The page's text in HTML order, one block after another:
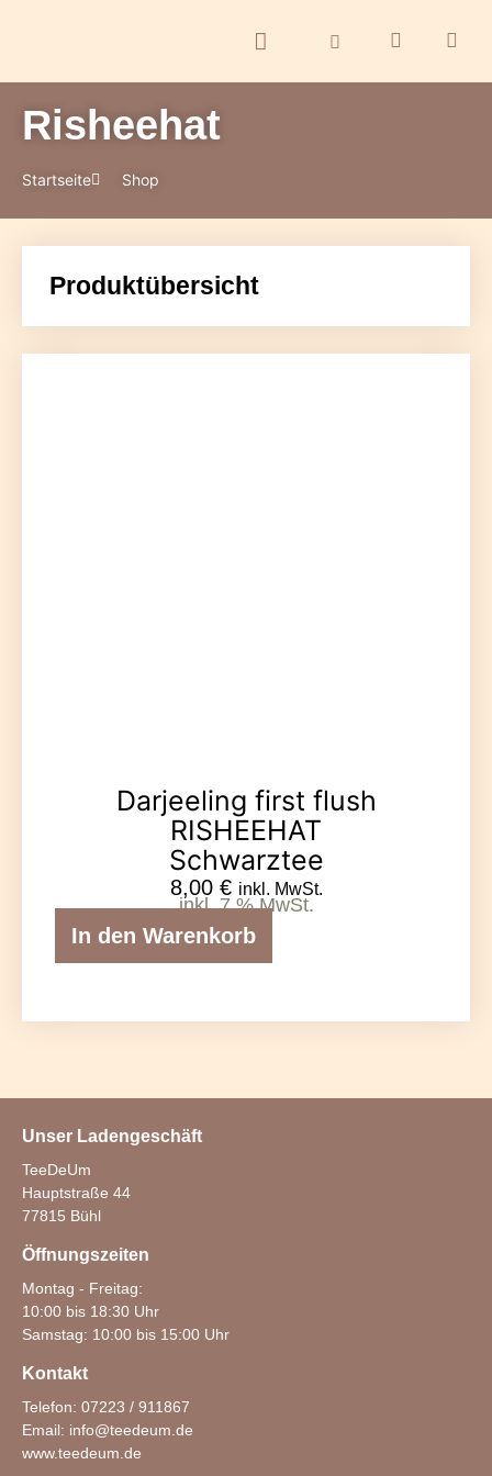
Risheehat
Startseite Shop
Produktübersicht
Darjeeling first flush
RISHEEHAT
Schwarztee
8,00 € inkl. MwSt.
inkl. 7 % MwSt.
In den Warenkorb
Unser Ladengeschäft
TeeDeUm
Hauptstraße 44
77815 Bühl
Öffnungszeiten
Montag - Freitag:
10:00 bis 18:30 Uhr
Samstag: 10:00 bis 15:00 Uhr
Kontakt
Telefon: 07223 / 911867
Email: info@teedeum.de
www.teedeum.de